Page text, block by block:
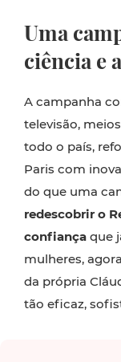
Uma
ciência e
A campanha
televisão,
todo o país,
Paris com
do que uma
redescobrir o
confiança que
mulheres,
da própria
tão eficaz,